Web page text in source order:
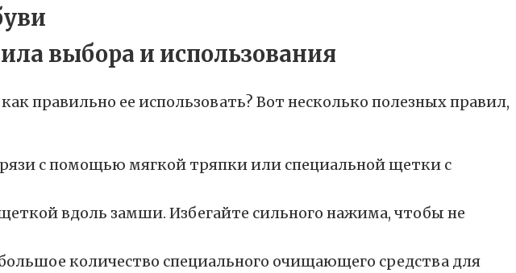
правильно ее использовать? Вот несколько полезных правил,
с помощью мягкой тряпки или специальной щетки с
вдоль замши. Избегайте сильного нажима, чтобы не
количество специального очищающего средства для